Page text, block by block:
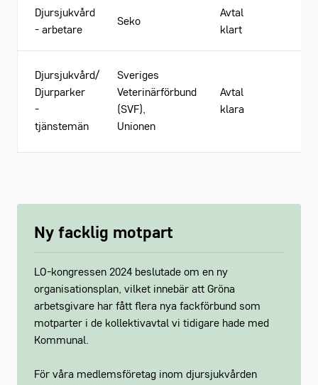
Djursjukvård
- arbetare
Seko
Avtal
klart
Djursjukvård/
Djurparker
-
tjänstemän
Sveriges
Veterinärförbund
(SVF),
Unionen
Avtal
klara
Ny facklig motpart
LO-kongressen 2024 beslutade om en ny
organisationsplan, vilket innebär att Gröna
arbetsgivare har fått flera nya fackförbund som
motparter i de kollektivavtal vi tidigare hade med
Kommunal.
För våra medlemsföretag inom djursjukvården